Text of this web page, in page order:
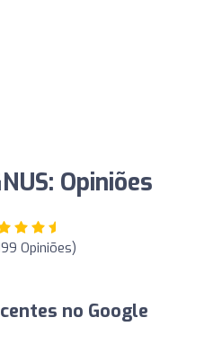
Opiniões
Opiniões)
no Google